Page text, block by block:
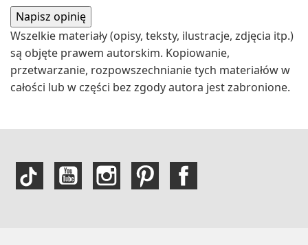
Wszelkie materiały (opisy, teksty, ilustracje, zdjęcia itp.)
są objęte prawem autorskim. Kopiowanie,
przetwarzanie, rozpowszechnianie tych materiałów w
całości lub w części bez zgody autora jest zabronione.